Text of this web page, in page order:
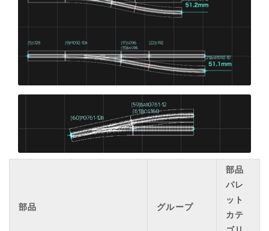
部品 グループ
部品
パレ
ット
カテ